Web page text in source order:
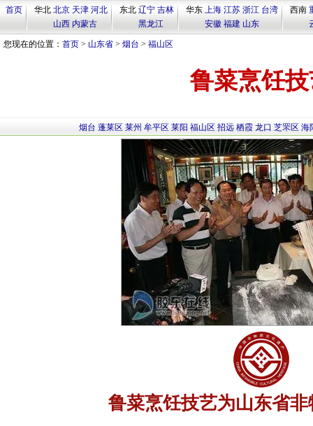
首页 华北 北京 天津 河北
山西 内蒙古
东北 辽宁 吉林
黑龙江
华东 上海 江苏 浙江 台湾
安徽 福建 山东
西南
您现在的位置： 首页 > 山东省 > 烟台 > 福山区
鲁菜烹饪
烟台 蓬莱区 莱州 牟平区 莱阳 福山区 招远 栖霞 龙口 芝罘区 海
鲁菜烹饪技艺为山东省